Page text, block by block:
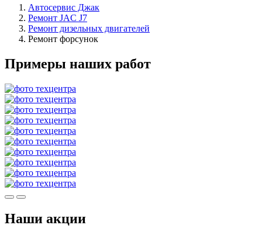
Автосервис Джак
Ремонт JAC J7
Ремонт дизельных двигателей
Ремонт форсунок
Примеры наших работ
Наши акции